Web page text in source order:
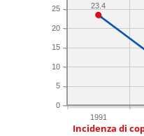
1991
0
5
10
15
20
25 23.4
Incidenza di